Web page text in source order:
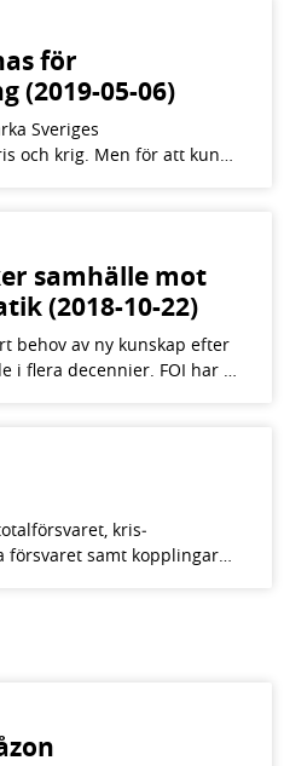
för
(2019-05-06)
Sveriges
och krig. Men för att kun…
samhälle mot
(2018-10-22)
behov av ny kunskap efter
i flera decennier. FOI har …
kris­
försvaret samt kopplingar…